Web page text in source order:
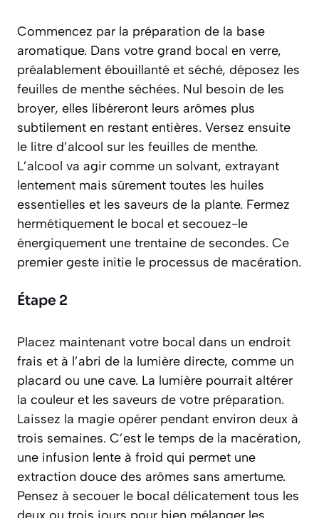
Commencez par la préparation de la base
aromatique. Dans votre grand bocal en verre,
préalablement ébouillanté et séché, déposez les
feuilles de menthe séchées. Nul besoin de les
broyer, elles libéreront leurs arômes plus
subtilement en restant entières. Versez ensuite
le litre d’alcool sur les feuilles de menthe.
L’alcool va agir comme un solvant, extrayant
lentement mais sûrement toutes les huiles
essentielles et les saveurs de la plante. Fermez
hermétiquement le bocal et secouez-le
énergiquement une trentaine de secondes. Ce
premier geste initie le processus de macération.
Étape 2
Placez maintenant votre bocal dans un endroit
frais et à l’abri de la lumière directe, comme un
placard ou une cave. La lumière pourrait altérer
la couleur et les saveurs de votre préparation.
Laissez la magie opérer pendant environ deux à
trois semaines. C’est le temps de la macération,
une infusion lente à froid qui permet une
extraction douce des arômes sans amertume.
Pensez à secouer le bocal délicatement tous les